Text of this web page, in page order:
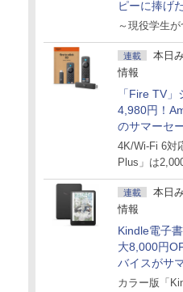
ピーに捧げ
に出会った
～現役学生
連載
本日
情報
「Fire TV
4,980円！
のサマーセ
4K/Wi-Fi 6対
Plus」は
連載
本日
情報
Kindle電子
大8,000円
バイスがサ
カラー版「